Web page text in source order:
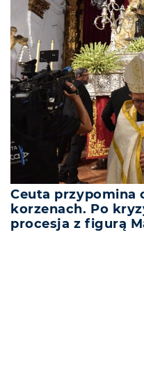
Ceuta przypomina
korzenach. Po
procesja z figurą